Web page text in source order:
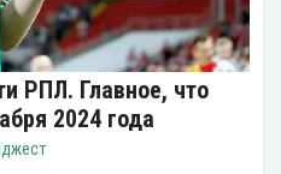
РПЛ. Главное, что
2024 года